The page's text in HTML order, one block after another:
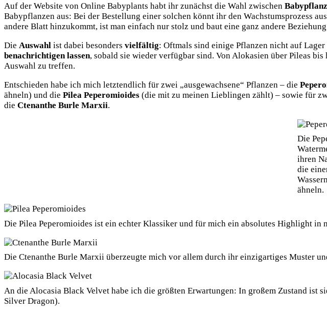
Auf der Website von Online Babyplants habt ihr zunächst die Wahl zwischen
Babypflanzen aus: Bei der Bestellung einer solchen könnt ihr den Wachstumsprozess
andere Blatt hinzukommt, ist man einfach nur stolz und baut eine ganz andere
Die Auswahl ist dabei besonders vielfältig: Oftmals sind einige Pflanzen nicht auf
benachrichtigen lassen, sobald sie wieder verfügbar sind. Von Alokasien über Pileas
Auswahl zu treffen.
Entschieden habe ich mich letztendlich für zwei „ausgewachsene“ Pflanzen – die
ähneln) und die Pilea Peperomioides (die mit zu meinen Lieblingen zählt) – sowie für
die Ctenanthe Burle Marxii.
Die
ihren
die
ähneln.
Die Pilea Peperomioides ist ein echter Klassiker und für mich ein absolutes Highlight in
Die Ctenanthe Burle Marxii überzeugte mich vor allem durch ihr einzigartiges Muster
An die Alocasia Black Velvet habe ich die größten Erwartungen: In großem Zustand ist
Silver Dragon).